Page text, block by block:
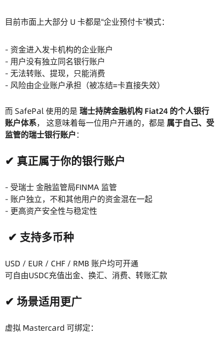
目前市面上大部分 U 卡都是“企业预付卡”模式：
- 资金进入发卡机构的企业账户
- 用户没有独立同名银行账户
- 无法转账、提现，只能消费
- 风险由企业账户承担（被冻结=卡直接失效）
而 SafePal 使用的是 瑞士持牌金融机构 Fiat24 的个人银行
账户体系， 这意味着每一位用户开通的，都是 属于自己、受
监管的瑞士银行账户：
✔ 真正属于你的银行账户
- 受瑞士 金融监管局FINMA 监管
- 账户独立，不和其他用户的资金混在一起
- 更高资产安全性与稳定性
✔ 支持多币种
USD / EUR / CHF / RMB 账户均可开通
可自由USDC充值出金、换汇、消费、转账汇款
✔ 场景适用更广
虚拟 Mastercard 可绑定：